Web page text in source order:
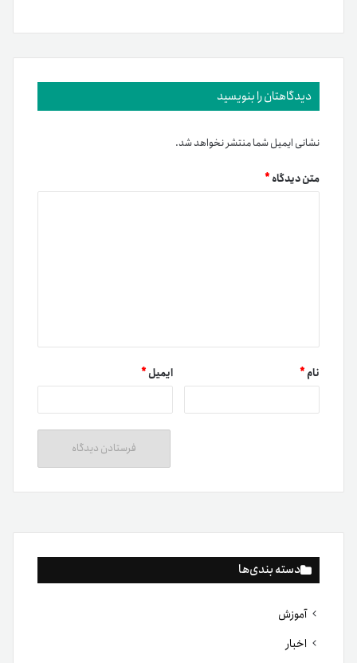
دسته بندی‌ها
آموزش
اخبار
دیدگاهتان را بنویسید
نشانی ایمیل شما منتشر نخواهد شد.
متن دیدگاه*
نام* ایمیل*